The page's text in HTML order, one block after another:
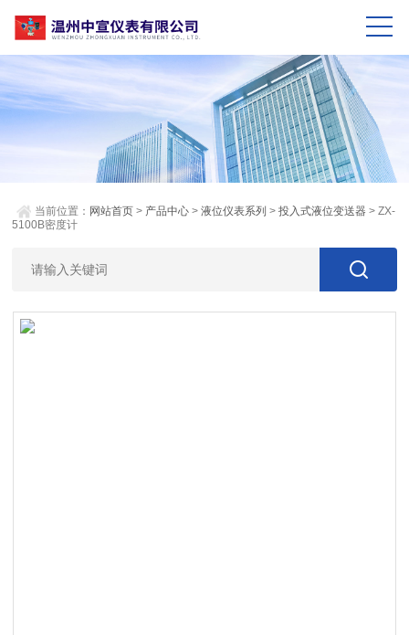
当前位置： 网站首页 > 产品中心 >液位仪表系列 >投入式液位变送器 > ZX-
5100B密度计